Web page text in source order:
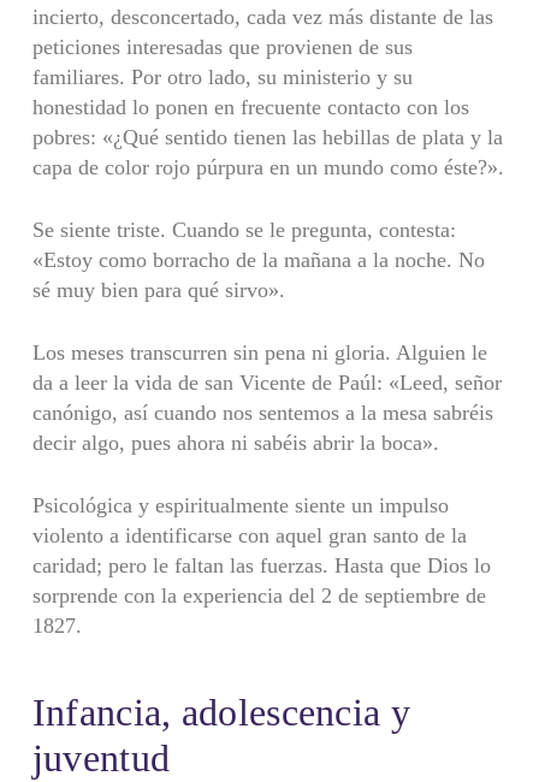
incierto, desconcertado, cada vez más distante de las
peticiones interesadas que provienen de sus
familiares. Por otro lado, su ministerio y su
honestidad lo ponen en frecuente contacto con los
pobres: «¿Qué sentido tienen las hebillas de plata y la
capa de color rojo púrpura en un mundo como éste?».
Se siente triste. Cuando se le pregunta, contesta:
«Estoy como borracho de la mañana a la noche. No
sé muy bien para qué sirvo».
Los meses transcurren sin pena ni gloria. Alguien le
da a leer la vida de san Vicente de Paúl: «Leed, señor
canó­nigo, así cuando nos sentemos a la mesa sabréis
decir algo, pues ahora ni sabéis abrir la boca».
Psicológica y espiritualmente siente un impulso
violento a identificarse con aquel gran santo de la
caridad; pero le faltan las fuerzas. Hasta que Dios lo
sorprende con la experiencia del 2 de septiembre de
1827.
Infancia, adolescencia y
juventud